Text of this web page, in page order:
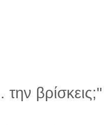
βρίσκεις;"